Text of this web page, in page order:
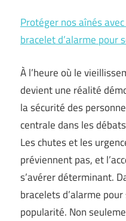
Protéger nos aînés
bracelet d’alarme pour
À l’heure où le
devient une réalité
la sécurité des
centrale dans les
Les chutes et les
préviennent pas, et
s’avérer déterminant.
bracelets d’alarme
popularité. Non